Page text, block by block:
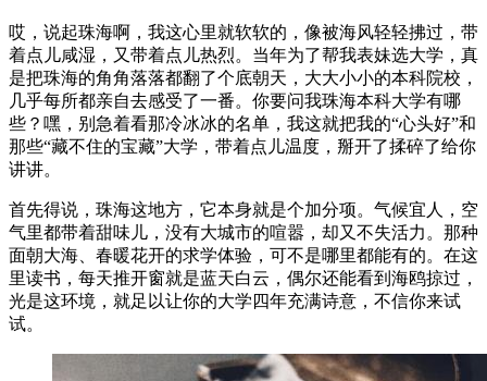
哎，说起珠海啊，我这心里就软软的，像被海风轻轻拂过，带
着点儿咸湿，又带着点儿热烈。当年为了帮我表妹选大学，真
是把珠海的角角落落都翻了个底朝天，大大小小的本科院校，
几乎每所都亲自去感受了一番。你要问我珠海本科大学有哪
些？嘿，别急着看那冷冰冰的名单，我这就把我的“心头好”和
那些“藏不住的宝藏”大学，带着点儿温度，掰开了揉碎了给你
讲讲。
首先得说，珠海这地方，它本身就是个加分项。气候宜人，空
气里都带着甜味儿，没有大城市的喧嚣，却又不失活力。那种
面朝大海、春暖花开的求学体验，可不是哪里都能有的。在这
里读书，每天推开窗就是蓝天白云，偶尔还能看到海鸥掠过，
光是这环境，就足以让你的大学四年充满诗意，不信你来试
试。